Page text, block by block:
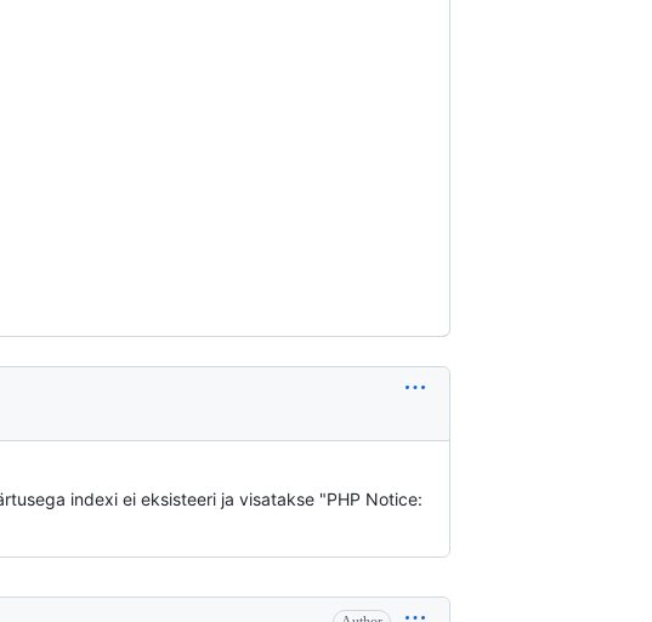
indexi ei eksisteeri ja visatakse "PHP Notice: